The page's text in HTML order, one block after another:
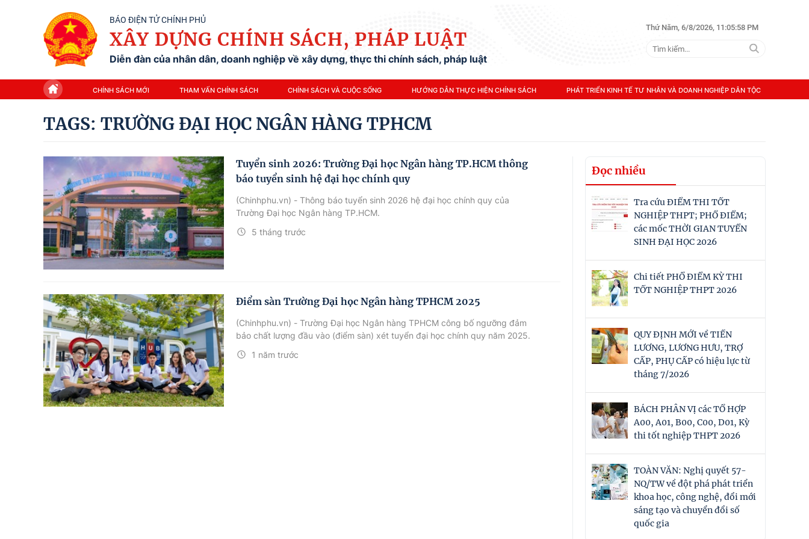
BÁO ĐIỆN TỬ CHÍNH PHỦ
XÂY DỰNG CHÍNH SÁCH, PHÁP LUẬT
Diễn đàn của nhân dân, doanh nghiệp về xây dựng, thực thi chính sách, pháp luật
Thứ Năm, 6/8/2026, 11:05:58 PM
CHÍNH SÁCH MỚI THAM VẤN CHÍNH SÁCH CHÍNH SÁCH VÀ CUỘC SỐNG HƯỚNG DẪN THỰC HIỆN CHÍNH SÁCH PHÁT TRIỂN KINH TẾ TƯ NHÂN VÀ DOANH NGHIỆP DÂN TỘC
TAGS: TRƯỜNG ĐẠI HỌC NGÂN HÀNG TPHCM
Tuyển sinh 2026: Trường Đại học Ngân hàng TP.HCM thông
báo tuyển sinh hệ đại học chính quy
5 tháng trước
(Chinhphu.vn) - Thông báo tuyển sinh 2026 hệ đại học chính quy của
Trường Đại học Ngân hàng TP.HCM.
Điểm sàn Trường Đại học Ngân hàng TPHCM 2025
1 năm trước
(Chinhphu.vn) - Trường Đại học Ngân hàng TPHCM công bố ngưỡng đảm
bảo chất lượng đầu vào (điểm sàn) xét tuyển đại học chính quy năm 2025.
Đọc nhiều
Tra cứu ĐIỂM THI TỐT
NGHIỆP THPT; PHỔ ĐIỂM;
các mốc THỜI GIAN TUYỂN
SINH ĐẠI HỌC 2026
Chi tiết PHỔ ĐIỂM KỲ THI
TỐT NGHIỆP THPT 2026
QUY ĐỊNH MỚI về TIỀN
LƯƠNG, LƯƠNG HƯU, TRỢ
CẤP, PHỤ CẤP có hiệu lực từ
tháng 7/2026
BÁCH PHÂN VỊ các TỔ HỢP
A00, A01, B00, C00, D01, Kỳ
thi tốt nghiệp THPT 2026
TOÀN VĂN: Nghị quyết 57-
NQ/TW về đột phá phát triển
khoa học, công nghệ, đổi mới
sáng tạo và chuyển đổi số
quốc gia